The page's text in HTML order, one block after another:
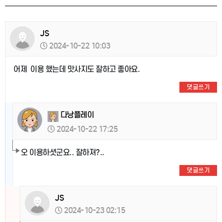
JS
2024-10-22 10:03
어제 이용 했는데 맛사지도 잘하고 좋아요.
댓글쓰기
다낭플레이
2024-10-22 17:25
오 이용하셧군요.. 잘하져?..
댓글쓰기
JS
2024-10-23 02:15